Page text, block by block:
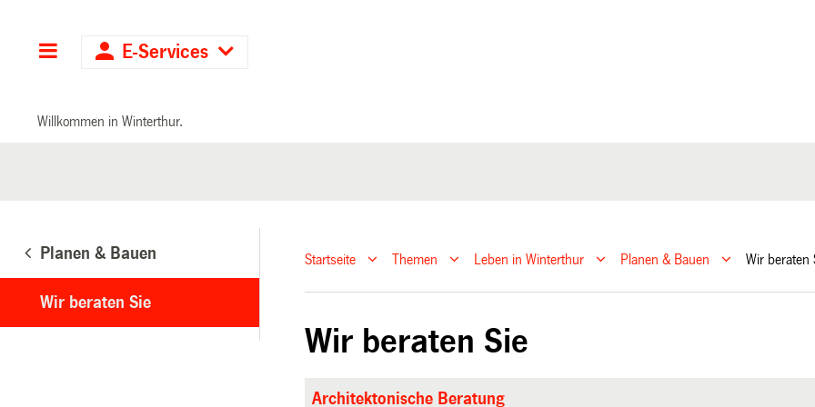
Hauptnavigation
E-Services
Willkommen in Winterthur.
Planen & Bauen
Wir beraten Sie
Startseite Themen Leben in Winterthur Planen & Bauen Wir
Wir beraten Sie
Architektonische Beratung